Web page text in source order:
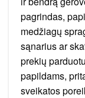
pagrindas,
medžiagų
sąnarius ar
prekių
papildams,
sveikatos